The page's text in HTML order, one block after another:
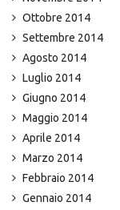
Ottobre 2014
Settembre 2014
Agosto 2014
Luglio 2014
Giugno 2014
Maggio 2014
Aprile 2014
Marzo 2014
Febbraio 2014
Gennaio 2014